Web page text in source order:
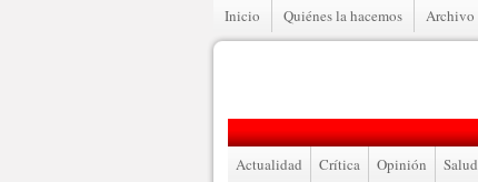
Inicio Quiénes la hacemos Archivo
Actualidad Crítica Opinión Salud